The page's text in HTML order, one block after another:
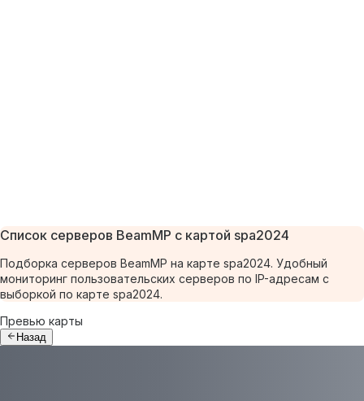
Список серверов BeamMP с картой spa2024
Подборка серверов BeamMP на карте spa2024. Удобный
мониторинг пользовательских серверов по IP-адресам с
выборкой по карте spa2024.
Превью карты
Назад